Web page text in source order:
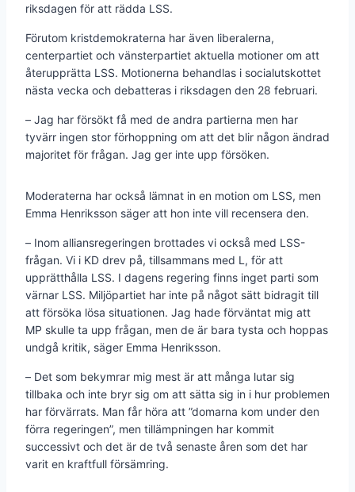
riksdagen för att rädda LSS.
Förutom kristdemokraterna har även liberalerna,
centerpartiet och vänsterpartiet aktuella motioner om att
återupprätta LSS. Motionerna behandlas i socialutskottet
nästa vecka och debatteras i riksdagen den 28 februari.
– Jag har försökt få med de andra partierna men har
tyvärr ingen stor förhoppning om att det blir någon ändrad
majoritet för frågan. Jag ger inte upp försöken.
Moderaterna har också lämnat in en motion om LSS, men
Emma Henriksson säger att hon inte vill recensera den.
– Inom alliansregeringen brottades vi också med LSS-
frågan. Vi i KD drev på, tillsammans med L, för att
upprätthålla LSS. I dagens regering finns inget parti som
värnar LSS. Miljöpartiet har inte på något sätt bidragit till
att försöka lösa situationen. Jag hade förväntat mig att
MP skulle ta upp frågan, men de är bara tysta och hoppas
undgå kritik, säger Emma Henriksson.
– Det som bekymrar mig mest är att många lutar sig
tillbaka och inte bryr sig om att sätta sig in i hur problemen
har förvärrats. Man får höra att ”domarna kom under den
förra regeringen”, men tillämpningen har kommit
successivt och det är de två senaste åren som det har
varit en kraftfull försämring.